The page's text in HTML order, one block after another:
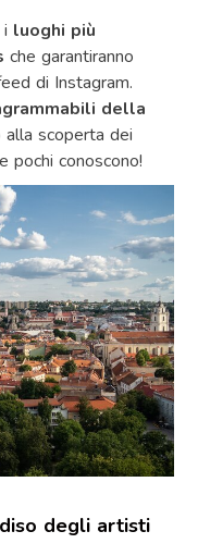
luoghi più
che garantiranno
di Instagram.
della
scoperta dei
pochi conoscono!
degli artisti